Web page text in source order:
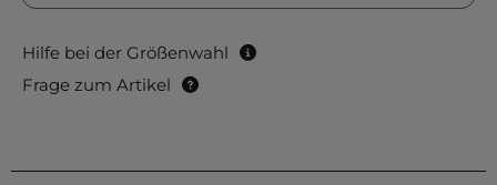
Hilfe bei der Größenwahl
Frage zum Artikel